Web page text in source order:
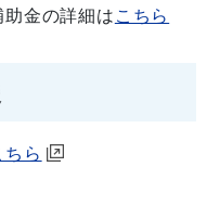
金の詳細はこちら
ちら